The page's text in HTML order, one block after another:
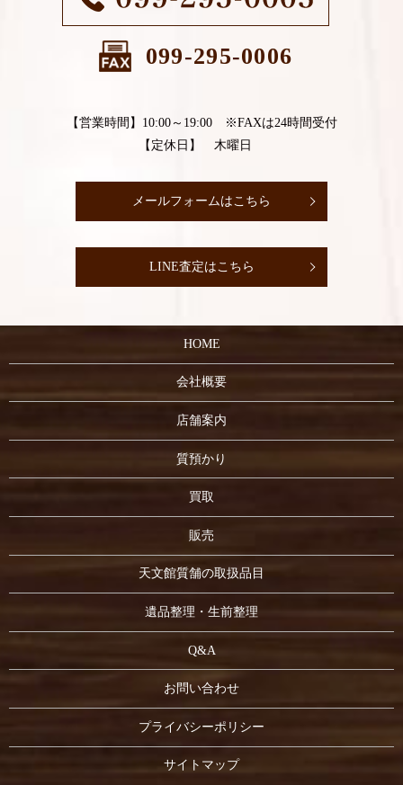
099-295-0006
【営業時間】10:00～19:00 ※FAXは24時間受付
【定休日】 木曜日
メールフォームはこちら
LINE査定はこちら
HOME
会社概要
店舗案内
質預かり
買取
販売
天文館質舗の取扱品目
遺品整理・生前整理
Q&A
お問い合わせ
プライバシーポリシー
サイトマップ